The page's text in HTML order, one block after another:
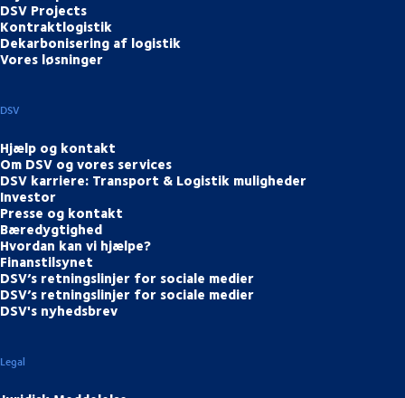
DSV Projects
Kontraktlogistik
Dekarbonisering af logistik
Vores løsninger
DSV
Hjælp og kontakt
Om DSV og vores services
DSV karriere: Transport & Logistik muligheder
Investor
Presse og kontakt
Bæredygtighed
Hvordan kan vi hjælpe?
Finanstilsynet
DSV’s retningslinjer for sociale medier
DSV’s retningslinjer for sociale medier
DSV's nyhedsbrev
Legal